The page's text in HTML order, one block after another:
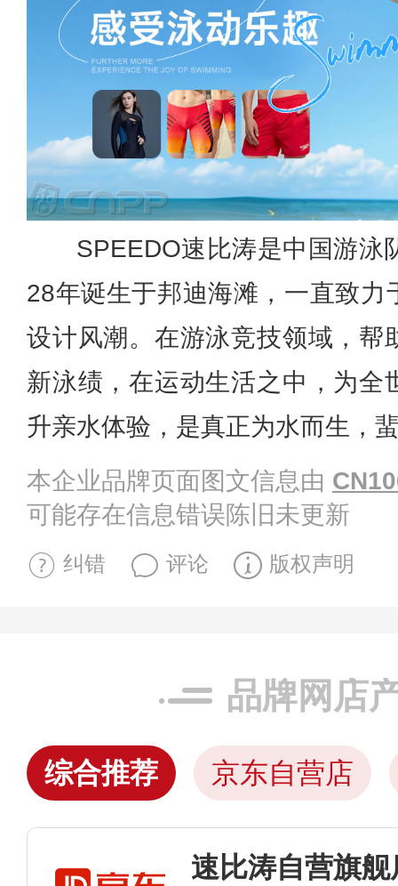
SPEEDO速比涛是中国游泳
28年诞生于邦迪海滩，一直致力
设计风潮。 在游泳竞技领域，帮
新泳绩，在运动生活之中，为全
升亲水体验，是真正为水而生，
本企业品牌页面图文信息由
可能存在信息错误陈旧未更新
纠错 评论 版权声明
品牌网店
综合推荐 京东自营店
速比涛自营旗舰